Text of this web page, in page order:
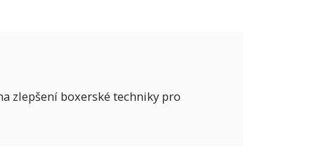
zlepšení boxerské techniky pro